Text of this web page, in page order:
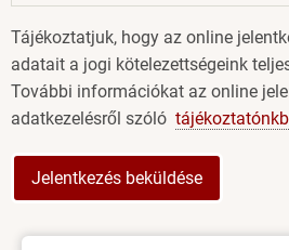
Tájékoztatjuk, hogy az online
adatait a jogi kötelezettségeink
További információkat az online
adatkezelésről szóló